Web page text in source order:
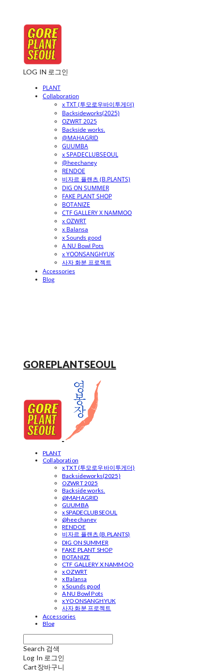
LOG IN 로그인
PLANT
Collaboration
x TXT (투모로우바이투게더)
Backsideworks(2025)
OZWRT 2025
Backside works.
@MAHAGRID
GUUMBA
x SPADECLUBSEOUL
@heechaney
RENDOE
비자르 플랜츠 (B.PLANTS)
DIG ON SUMMER
FAKE PLANT SHOP
BOTANIZE
CTF GALLERY X NAMMOO
x OZWRT
x Balansa
x Sounds good
A NU Bowl Pots
x YOONSANGHYUK
사자 화분 프로젝트
Accessories
Blog
GOREPLANTSEOUL
PLANT
Collaboration
x TXT (투모로우바이투게더)
Backsideworks(2025)
OZWRT 2025
Backside works.
@MAHAGRID
GUUMBA
x SPADECLUBSEOUL
@heechaney
RENDOE
비자르 플랜츠 (B.PLANTS)
DIG ON SUMMER
FAKE PLANT SHOP
BOTANIZE
CTF GALLERY X NAMMOO
x OZWRT
x Balansa
x Sounds good
A NU Bowl Pots
x YOONSANGHYUK
사자 화분 프로젝트
Accessories
Blog
Search 검색
Log In 로그인
Cart장바구니